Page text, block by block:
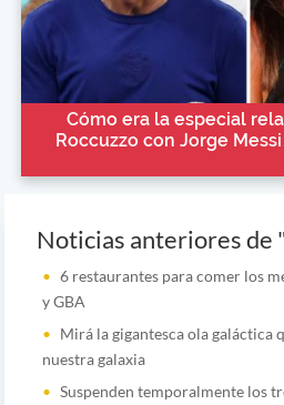
Cómo era la especial
Roccuzzo con Jorge
Noticias anteriores de
6 restaurantes para comer los
y GBA
Mirá la gigantesca ola galáctica
nuestra galaxia
Suspenden temporalmente los